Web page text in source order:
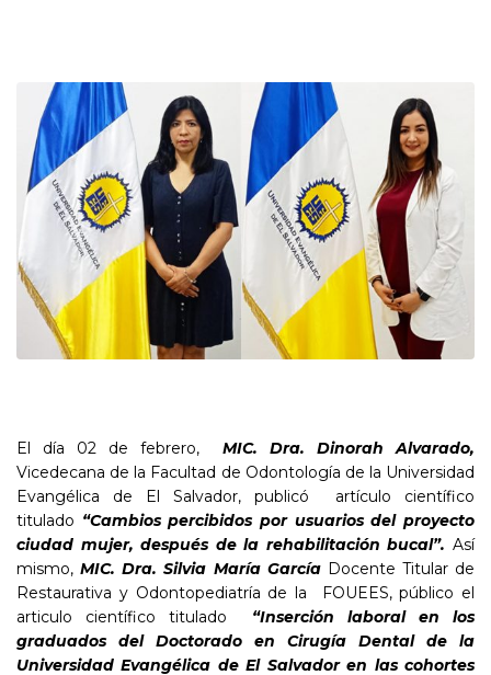
El día 02 de febrero,MIC. Dra. Dinorah Alvarado,
Vicedecana de la Facultad de Odontología de la Universidad
Evangélica de El Salvador, publicó artículo científico
titulado “Cambios percibidos por usuarios del proyecto
ciudad mujer, después de la rehabilitación bucal”.Así
mismo, MIC. Dra. Silvia María García Docente Titular de
Restaurativa y Odontopediatría de la FOUEES, público el
articulo científico titulado
“Inserción laboral en los
graduados del Doctorado en Cirugía Dental de la
Universidad Evangélica de El Salvador en las cohortes